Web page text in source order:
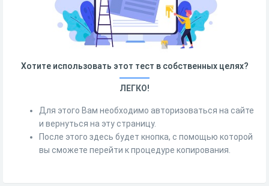
Хотите использовать этот тест в собственных целях?
ЛЕГКО!
Для этого Вам необходимо авторизоваться на сайте
и вернуться на эту страницу.
После этого здесь будет кнопка, с помощью которой
вы сможете перейти к процедуре копирования.